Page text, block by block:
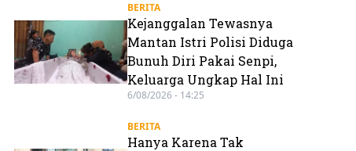
BERITA
Kejanggalan Tewasnya
Mantan Istri Polisi Diduga
Bunuh Diri Pakai Senpi,
Keluarga Ungkap Hal Ini
6/08/2026 - 14:25
BERITA
Hanya Karena Tak